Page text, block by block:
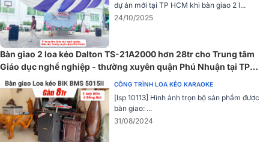
Kết nối và tính năng
Kết nối Speakon là chuẩn chuyên nghiệp, đảm bảo truyền tải tín
hiệu âm thanh ổn định và ít bị nhiễu. Đây là một điểm cộng cho các
dự án mới tại TP HCM khi bàn giao 2 l...
24/10/2025
Bàn giao 2 loa kéo Dalton TS-21A2000 hơn 28tr cho Trung tâm
Giáo dục nghề nghiệp - thường xuyên quận Phú Nhuận tại TP
HCM
CÔNG TRÌNH LOA KÉO KARAOKE
[lsp 10113] Hình ảnh trọn bộ sản phẩm được
bàn giao: ...
31/08/2024